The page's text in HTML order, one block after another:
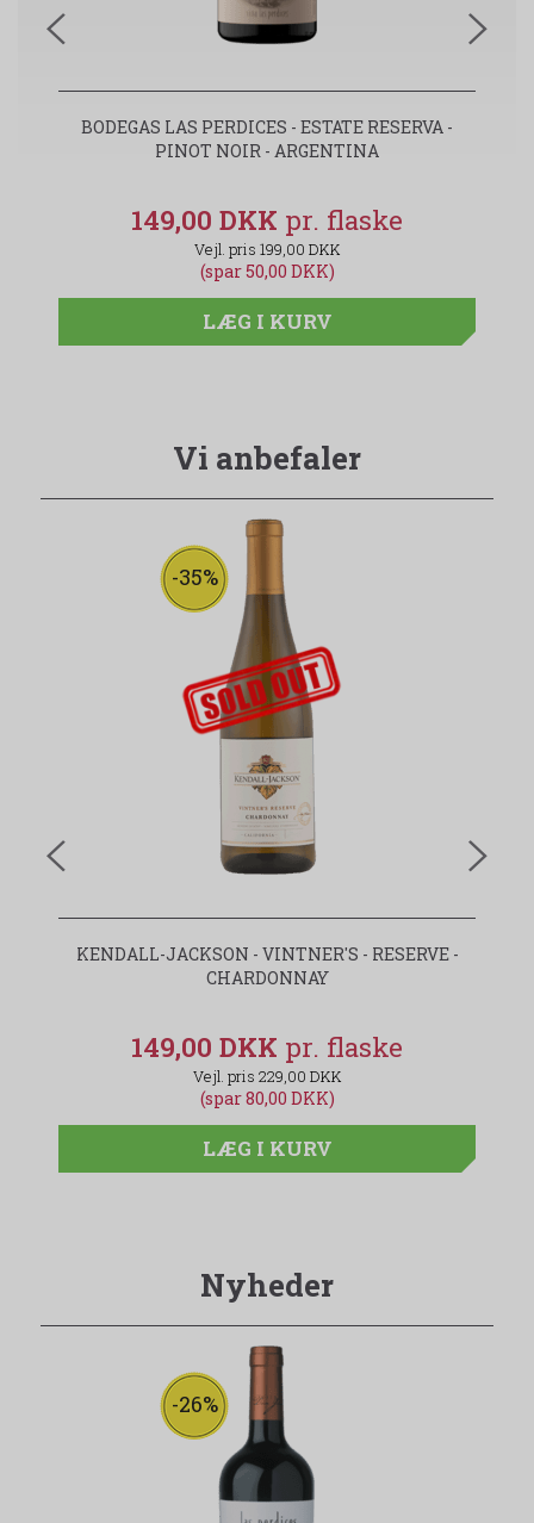
BODEGAS LAS PERDICES - ESTATE RESERVA -
PINOT NOIR - ARGENTINA
149,00 DKK
199,00 DKK
(spar 50,00 DKK)
LÆG I KURV
Vi anbefaler
-35%
udsolgt-label
KENDALL-JACKSON - VINTNER'S - RESERVE -
CHARDONNAY
149,00 DKK
229,00 DKK
(spar 80,00 DKK)
LÆG I KURV
Nyheder
-26%